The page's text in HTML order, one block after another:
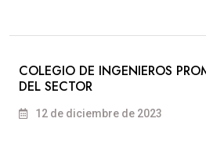
COLEGIO DE INGENIEROS
DEL SECTOR
12 de diciembre de 2023